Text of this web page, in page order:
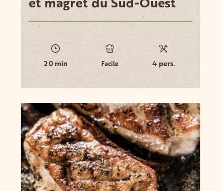
et magret du Sud-Ouest
20 min Facile 4 pers.